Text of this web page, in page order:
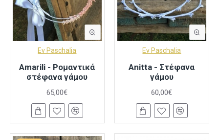
Ev Paschalia
Amarili - Ρομαντικά
στέφανα γάμου
65,00€
Ev Paschalia
Anitta - Στέφανα
γάμου
60,00€